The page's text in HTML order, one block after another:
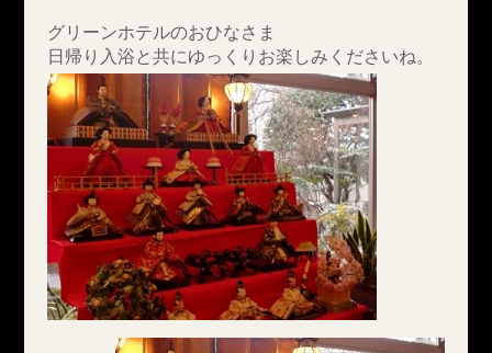
グリーンホテルのおひなさま
日帰り入浴と共にゆっくりお楽しみくださいね。